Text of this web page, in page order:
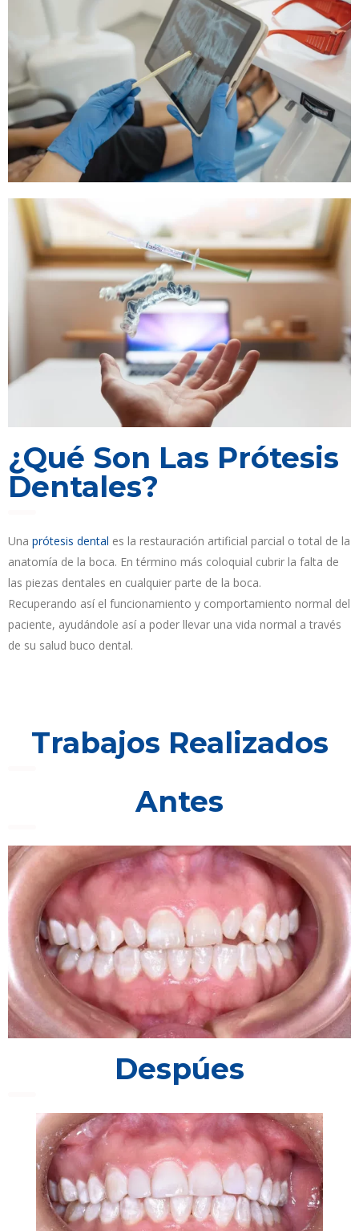
¿Qué Son Las Prótesis
Dentales?
Una prótesis dental es la restauración artificial parcial o total de la
anatomía de la boca. En término más coloquial cubrir la falta de
las piezas dentales en cualquier parte de la boca.
Recuperando así el funcionamiento y comportamiento normal del
paciente, ayudándole así a poder llevar una vida normal a través
de su salud buco dental.
Trabajos Realizados
Antes
Despúes